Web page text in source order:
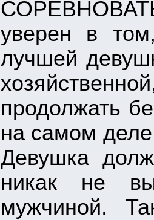
уверен в
лучшей
продолжать
на самом
Девушка
никак не
мужчиной.